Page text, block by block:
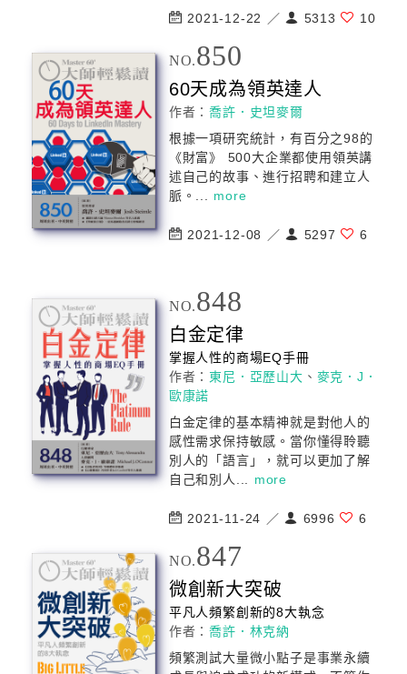
2021-12-22 ／ 5313 10
NO.850
60天成為領英達人
作者：喬許．史坦麥爾
根據一項研究統計，有百分之98的
《財富》 500大企業都使用領英講
述自己的故事、進行招聘和建立人
脈。... more
2021-12-08 ／ 5297 6
NO.848
白金定律
掌握人性的商場EQ手冊
作者： 東尼．亞歷山大 、 麥克．J．
歐康諾
白金定律的基本精神就是對他人的
感性需求保持敏感。當你懂得聆聽
別人的「語言」，就可以更加了解
自己和別人... more
2021-11-24 ／ 6996 6
NO.847
微創新大突破
平凡人頻繁創新的8大執念
作者：喬許．林克納
頻繁測試大量微小點子是事業永續